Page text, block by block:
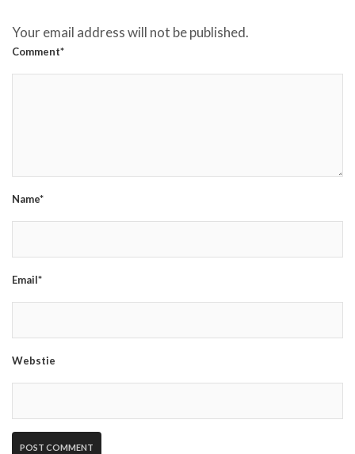
Your email address will not be published.
Comment*
Name*
Email*
Webstie